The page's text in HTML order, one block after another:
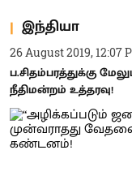
இந்தியா
26 August 2019, 12:07
ப.சிதம்பரத்துக்கு
நீதிமன்றம் உத்தரவு!